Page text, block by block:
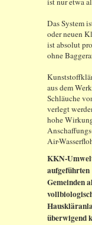
Das System
oder neuen
ist absolut
ohne
aus dem
Schläuche
verlegt
hohe
Air-
KKN-
aufgeführten
Gemeinden
überwigend